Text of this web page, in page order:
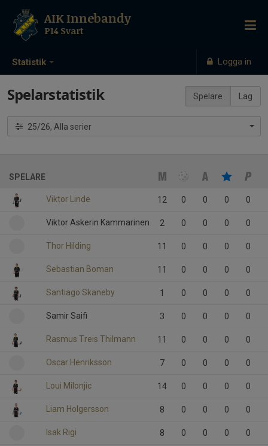
Statistik Logga in
AIK Innebandy
P14 Svart
Spelare Lag
Spelarstatistik
25/26, Alla serier
SPELARE
Viktor Linde 12 0 0 0 0
Viktor Askerin Kammarinen 2 0 0 0 0
Thor Hilding 11 0 0 0 0
Sebastian Boman 11 0 0 0 0
Santiago Skaneby 1 0 0 0 0
Samir Saifi 3 0 0 0 0
Rasmus Treis Thilmann 11 0 0 0 0
Oscar Henriksson 7 0 0 0 0
Loui Milonjic 14 0 0 0 0
Liam Holgersson 8 0 0 0 0
Isak Rigi 8 0 0 0 0